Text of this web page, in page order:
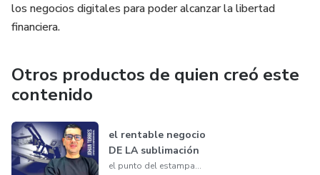
los negocios digitales para poder alcanzar la libertad
financiera.
Otros productos de quien creó este
contenido
el rentable negocio
DE LA sublimación
el punto del estampado